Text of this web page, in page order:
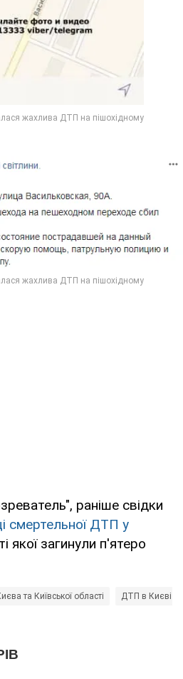
раніше свідки
смертельної ДТП у
якої загинули п'ятеро
та Київської області ДТП в Києві